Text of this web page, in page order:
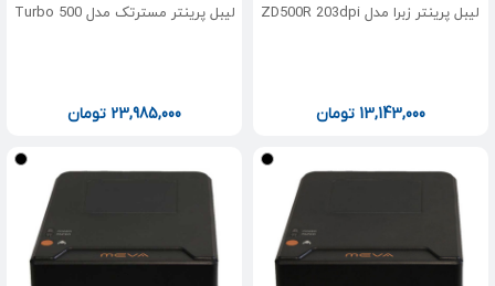
لیبل پرینتر زبرا مدل ZD500R 203dpi
13,143,000 تومان
لیبل پرینتر مسترتک مدل Turbo 500
23,985,000 تومان